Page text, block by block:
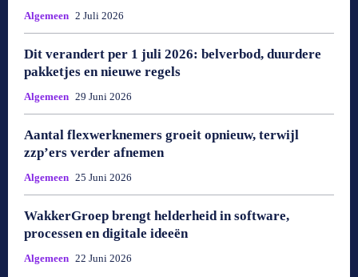
Algemeen 2 Juli 2026
Dit verandert per 1 juli 2026: belverbod, duurdere
pakketjes en nieuwe regels
Algemeen 29 Juni 2026
Aantal flexwerknemers groeit opnieuw, terwijl
zzp’ers verder afnemen
Algemeen 25 Juni 2026
WakkerGroep brengt helderheid in software,
processen en digitale ideeën
Algemeen 22 Juni 2026